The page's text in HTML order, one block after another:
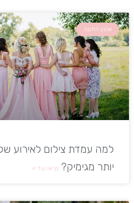
ארגון חתונה
למה עמדת צילום לאירוע
יותר מגימיק? קראו עוד »